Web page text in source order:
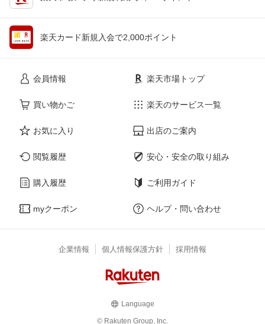
楽天カード新規入会で2,000ポイント
会員情報
買い物かご
お気に入り
閲覧履歴
購入履歴
myクーポン
楽天市場トップ
楽天のサービス一覧
出店のご案内
安心・安全の取り組み
ご利用ガイド
ヘルプ・問い合わせ
企業情報 個人情報保護方針 採用情報
Language
© Rakuten Group, Inc.